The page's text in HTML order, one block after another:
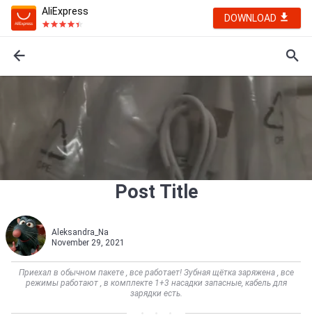
AliExpress
DOWNLOAD
Post Title
Aleksandra_Na
November 29, 2021
Приехал в обычном пакете , все работает! Зубная щётка заряжена , все
режимы работают , в комплекте 1+3 насадки запасные, кабель для
зарядки есть.